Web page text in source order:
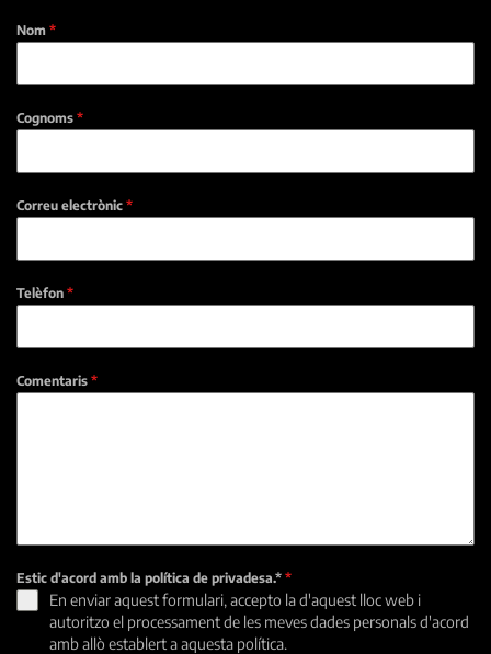
Nom *
Cognoms *
Correu electrònic *
Telèfon *
Comentaris *
Estic d'acord amb la política de privadesa.* *
En enviar aquest formulari, accepto la d'aquest lloc web i
autoritzo el processament de les meves dades personals d'acord
amb allò establert a aquesta política.